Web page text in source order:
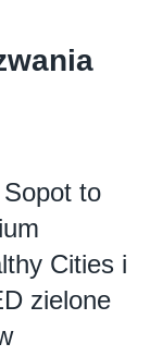
to
Cities i
zielone